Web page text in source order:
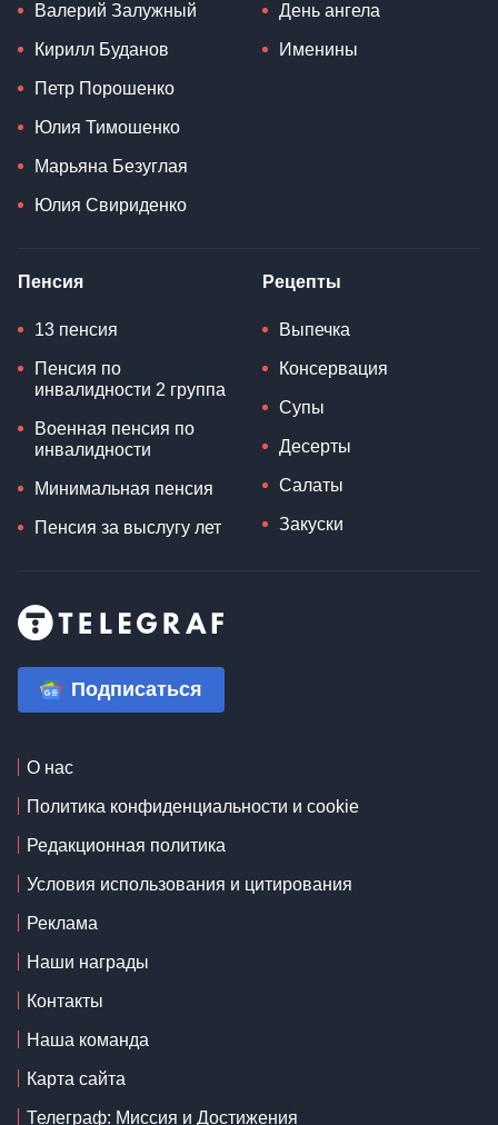
Валерий Залужный
Кирилл Буданов
Петр Порошенко
Юлия Тимошенко
Марьяна Безуглая
Юлия Свириденко
День ангела
Именины
Пенсия
13 пенсия
Пенсия по
инвалидности 2 группа
Военная пенсия по
инвалидности
Минимальная пенсия
Пенсия за выслугу лет
Рецепты
Выпечка
Консервация
Супы
Десерты
Салаты
Закуски
Подписаться
О нас
Политика конфиденциальности и cookie
Редакционная политика
Условия использования и цитирования
Реклама
Наши награды
Контакты
Наша команда
Карта сайта
Телеграф: Миссия и Достижения